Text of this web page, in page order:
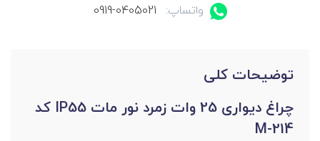
واتساپ:
0919-0405021
توضیحات کلی
چراغ دیواری 25 وات زمرد نور مات IP55 کد
M-214